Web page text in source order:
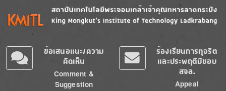
Image
ข้อเสนอแนะ/ความ
คิดเห็น
Comment &
Suggestion
ร้องเรียนการทุจริต
และประพฤติมิชอบ
สจล.
Appeal